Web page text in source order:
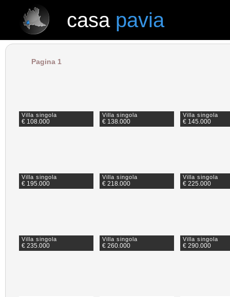
casa pavia
Pagina 1
Villa singola
€ 108.000
Villa singola
€ 138.000
Villa singola
€ 145.000
Villa singola
€ 195.000
Villa singola
€ 218.000
Villa singola
€ 225.000
Villa singola
€ 235.000
Villa singola
€ 260.000
Villa singola
€ 290.000
pavia